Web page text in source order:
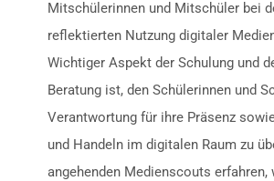
Mitschülerinnen und Mitschüler bei
reflektierten Nutzung digitaler
Wichtiger Aspekt der Schulung und
Beratung ist, den Schülerinnen und
Verantwortung für ihre Präsenz
und Handeln im digitalen Raum zu
angehenden Medienscouts erfahren,